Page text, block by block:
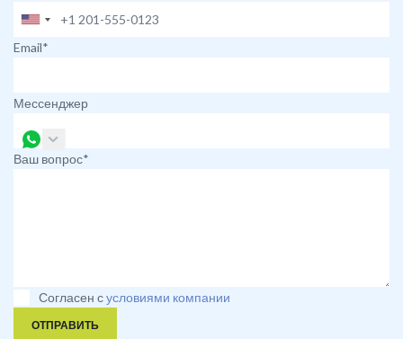
Email*
Мессенджер
Ваш вопрос*
Согласен сусловиями компании
ОТПРАВИТЬ